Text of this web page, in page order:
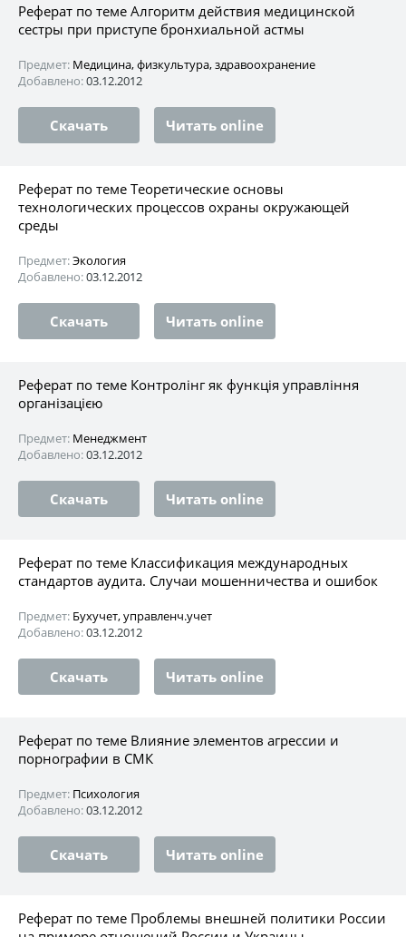
Реферат по теме Алгоритм действия медицинской
сестры при приступе бронхиальной астмы
Предмет: Медицина, физкультура, здравоохранение
Добавлено:03.12.2012
Скачать Читать online
Реферат по теме Теоретические основы
технологических процессов охраны окружающей
среды
Предмет:Экология
Добавлено:03.12.2012
Скачать Читать online
Реферат по теме Контролінг як функція управління
організацією
Предмет: Менеджмент
Добавлено:03.12.2012
Скачать Читать online
Реферат по теме Классификация международных
стандартов аудита. Случаи мошенничества и ошибок
Предмет: Бухучет, управленч.учет
Добавлено:03.12.2012
Скачать Читать online
Реферат по теме Влияние элементов агрессии и
порнографии в СМК
Предмет: Психология
Добавлено:03.12.2012
Скачать Читать online
Реферат по теме Проблемы внешней политики России